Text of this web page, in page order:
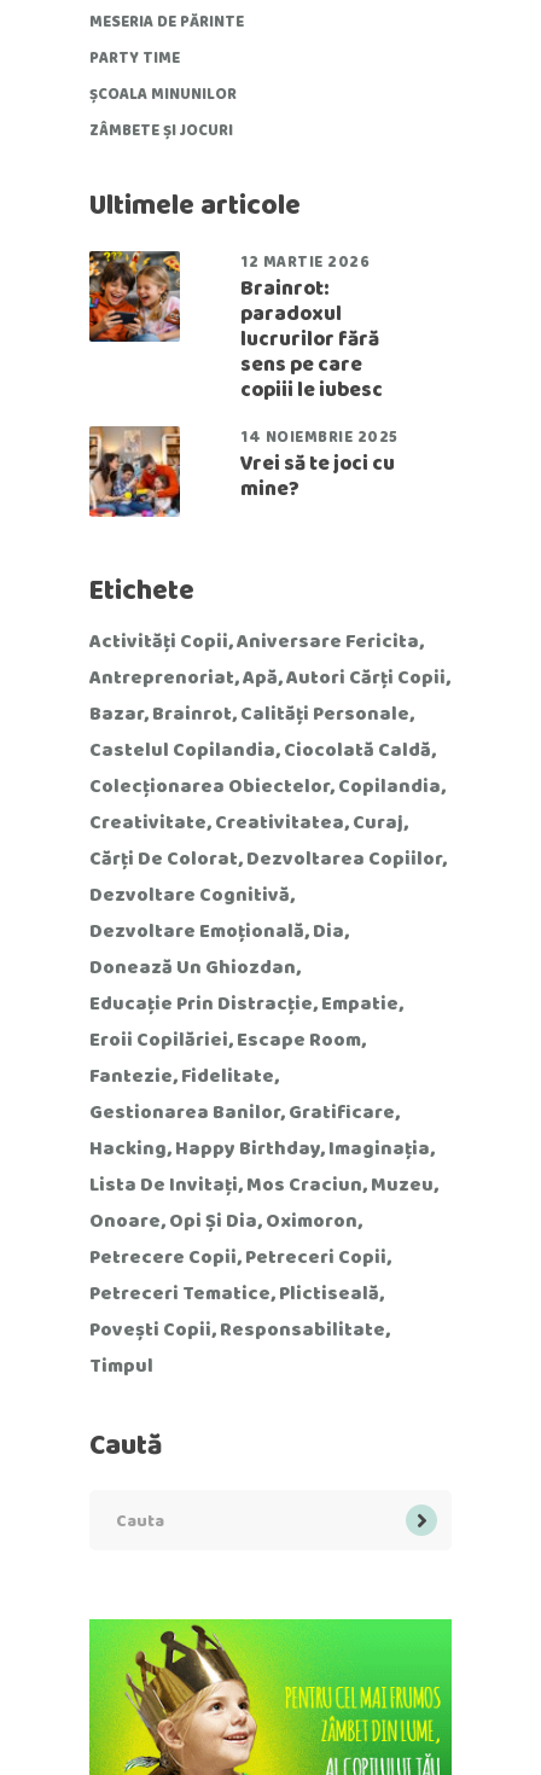
MESERIA DE PĂRINTE
PARTY TIME
ȘCOALA MINUNILOR
ZÂMBETE ȘI JOCURI
Ultimele articole
12 MARTIE 2026
Brainrot:
paradoxul
lucrurilor fără
sens pe care
copiii le iubesc
14 NOIEMBRIE 2025
Vrei să te joci cu
mine?
Etichete
Activități Copii Aniversare Fericita
Antreprenoriat Apă Autori Cărți Copii
Bazar Brainrot Calități Personale
Castelul Copilandia Ciocolată Caldă
Colecționarea Obiectelor Copilandia
Creativitate Creativitatea Curaj
Cărți De Colorat Dezvoltarea Copiilor
Dezvoltare Cognitivă
Dezvoltare Emoțională Dia
Donează Un Ghiozdan
Educație Prin Distracție Empatie
Eroii Copilăriei Escape Room
Fantezie Fidelitate
Gestionarea Banilor Gratificare
Hacking Happy Birthday Imaginația
Lista De Invitați Mos Craciun Muzeu
Onoare Opi Și Dia Oximoron
Petrecere Copii Petreceri Copii
Petreceri Tematice Plictiseală
Povești Copii Responsabilitate
Timpul
Caută
for: